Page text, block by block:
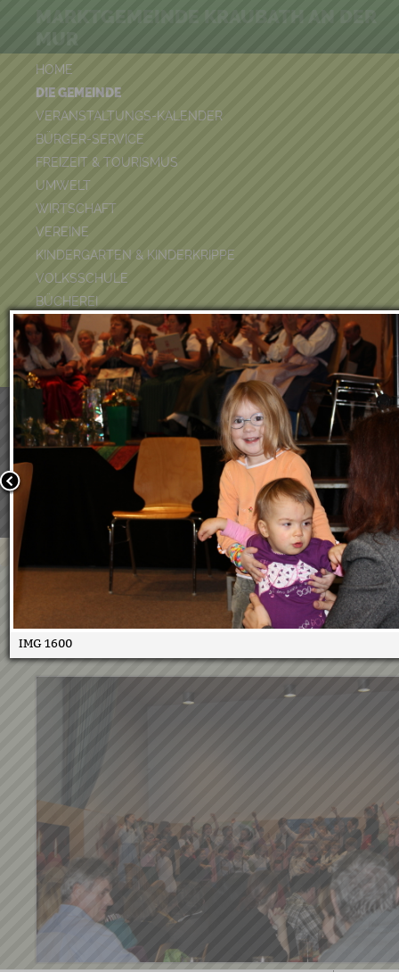
HOME
DIE GEMEINDE
VERANSTALTUNGS-KALENDER
BÜRGER-SERVICE
FREIZEIT & TOURISMUS
UMWELT
WIRTSCHAFT
VEREINE
KINDERGARTEN & KINDERKRIPPE
VOLKSSCHULE
BÜCHEREI
FEUERWEHR
DUATHLON 2026
POOLKALENDER
MUR
Wir verwenden Cookies, um unsere Webseite für Sie
benutzerfreundlich zu gestalten. Wenn Sie fortfahren,
an, dass Sie mit der Verwendung von Cookies auf
einverstanden sind.
Weitere Informationen:
Datenschutzerklärung/Cookie-
Bestätigen
Seniorenadventfeier 2014
22.12.2014
IMG 1600